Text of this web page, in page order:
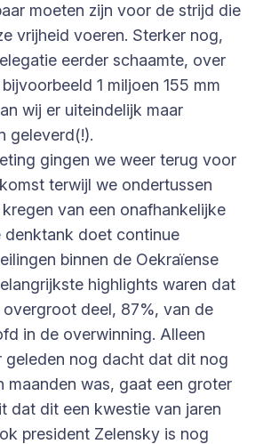
moeten zijn voor de strijd die
vrijheid voeren. Sterker nog,
eerder schaamte, over
1 miljoen 155 mm
wij er uiteindelijk maar
geleverd(!).
gingen we weer terug voor
terwijl we ondertussen
van een onafhankelijke
denktank doet continue
binnen de Oekraïense
highlights waren dat
deel, 87%, van de
in de overwinning. Alleen
geleden nog dacht dat dit nog
maanden was, gaat een groter
dat dit een kwestie van jaren
president Zelensky is nog